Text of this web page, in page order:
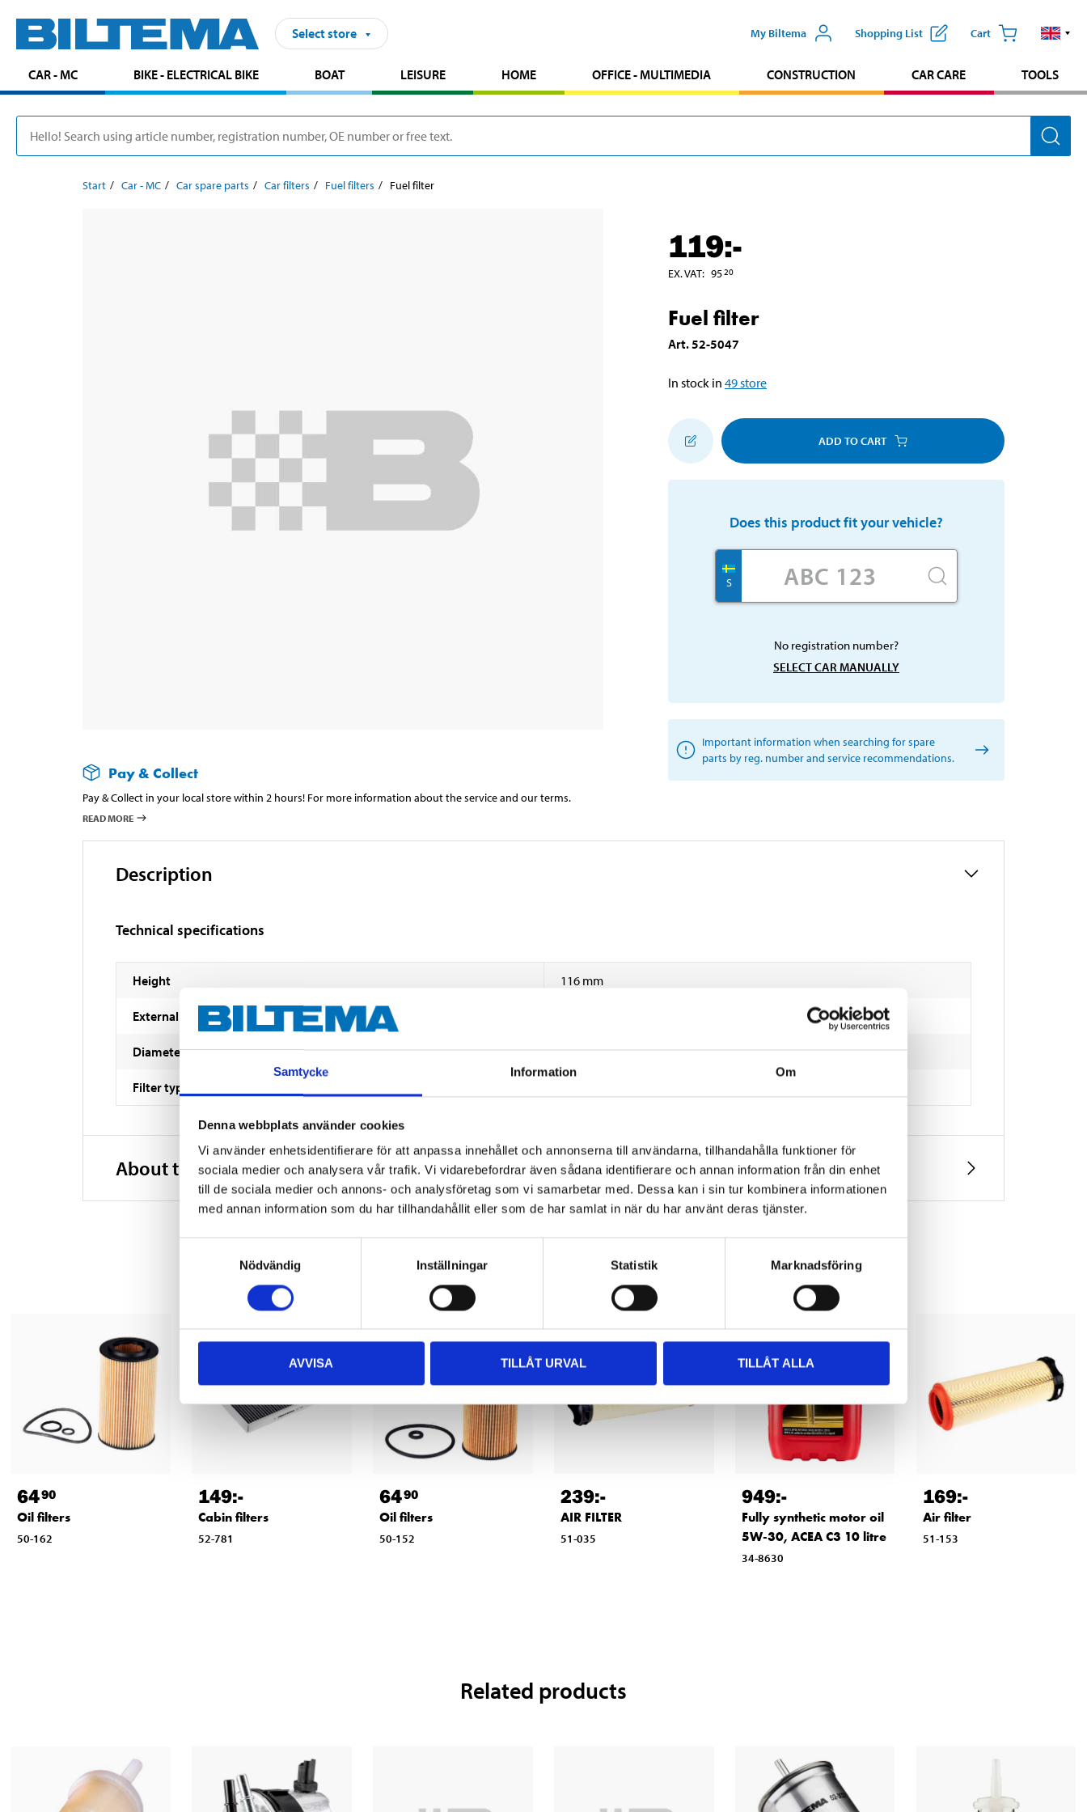
Samtycke Information Om
Denna webbplats använder cookies
Vi använder enhetsidentifierare för att anpassa innehållet och annonserna till användarna, tillhandahålla funktioner för
sociala medier och analysera vår trafik. Vi vidarebefordrar även sådana identifierare och annan information från din enhet
till de sociala medier och annons- och analysföretag som vi samarbetar med. Dessa kan i sin tur kombinera informationen
med annan information som du har tillhandahållit eller som de har samlat in när du har använt deras tjänster.
Nödvändig
Inställningar Statistik Marknadsföring
AVVISA TILLÅT URVAL TILLÅT ALLA
Select store My Biltema Shopping List Cart
CAR - MC BIKE - ELECTRICAL BIKE BOAT LEISURE HOME OFFICE - MULTIMEDIA CONSTRUCTION CAR CARE TOOLS
Start Car - MC Car spare parts Car filters Fuel filters Fuel filter
Pay & Collect
Pay & Collect in your local store within 2 hours! For more information about the service and our terms.
READ MORE
119:-
EX. VAT: 9520
Fuel filter
Art.52-5047
In stock in 49store
ADD TO CART
Does this product fit your vehicle?
S
No registration number?
SELECT CAR MANUALLY
Important information when searching for spare
parts by reg. number and service recommendations.
Description
Technical specifications
Height 116 mm
External diameter
Diameter 10/8 mm (inlet/outlet)
Filter type
About the manufacturer
Other customers also bought
6490
Oil filters
50-162
149:-
Cabin filters
52-781
6490
Oil filters
50-152
239:-
AIR FILTER
51-035
949:-
Fully synthetic motor oil
5W-30, ACEA C3 10 litre
34-8630
169:-
Air filter
51-153
Related products